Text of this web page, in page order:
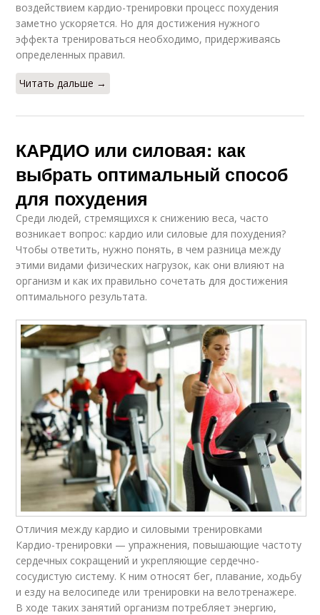
воздействием кардио-тренировки процесс похудения
заметно ускоряется. Но для достижения нужного
эффекта тренироваться необходимо, придерживаясь
определенных правил.
Читать дальше →
КАРДИО или силовая: как
выбрать оптимальный способ
для похудения
Среди людей, стремящихся к снижению веса, часто
возникает вопрос: кардио или силовые для похудения?
Чтобы ответить, нужно понять, в чем разница между
этими видами физических нагрузок, как они влияют на
организм и как их правильно сочетать для достижения
оптимального результата.
Отличия между кардио и силовыми тренировками
Кардио-тренировки — упражнения, повышающие частоту
сердечных сокращений и укрепляющие сердечно-
сосудистую систему. К ним относят бег, плавание, ходьбу
и езду на велосипеде или тренировки на велотренажере.
В ходе таких занятий организм потребляет энергию,